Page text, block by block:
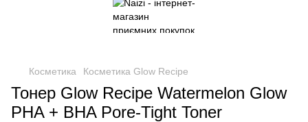
Косметика Косметика Glow Recipe
Тонер Glow Recipe Watermelon Glow
PHA + BHA Pore-Tight Toner